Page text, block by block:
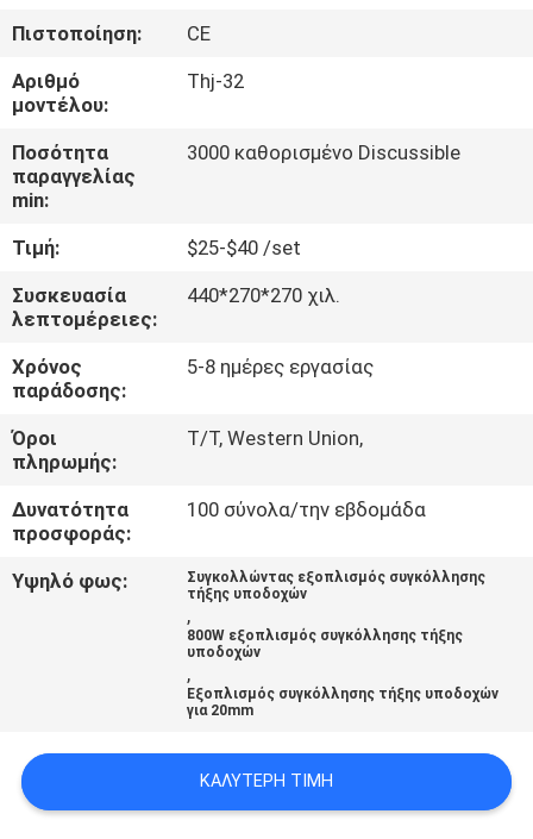
ΕΠΙΣΚΈΨΕΙΣ
ΣΤΟ
ΕΡΓΟΣΤΆΣΙΟ
ΈΛΕΓΧΟΣ
ΠΟΙΌΤΗΤΑΣ
ΕΠΙΚΟΙΝΩΝΉΣΤΕ
ΜΑΖΊ
ΜΑΣ
ΜΠΛΟΓΚ
ΖΗΤΉΣΤΕ
ΠΡΟΣΦΟΡΆ
POLICY
Πιστοποίηση:
CE
Αριθμό
μοντέλου:
Thj-32
Ποσότητα
παραγγελίας
min:
3000 καθορισμένο Discussible
Τιμή:
$25-$40 /set
Συσκευασία
λεπτομέρειες:
440*270*270 χιλ.
Χρόνος
παράδοσης:
5-8 ημέρες εργασίας
Όροι
πληρωμής:
T/T, Western Union,
Δυνατότητα
προσφοράς:
100 σύνολα/την εβδομάδα
Υψηλό φως:
Συγκολλώντας εξοπλισμός συγκόλλησης
τήξης υποδοχών
,
800W εξοπλισμός συγκόλλησης τήξης
υποδοχών
,
Εξοπλισμός συγκόλλησης τήξης υποδοχών
για 20mm
ΚΑΛΎΤΕΡΗ ΤΙΜΉ